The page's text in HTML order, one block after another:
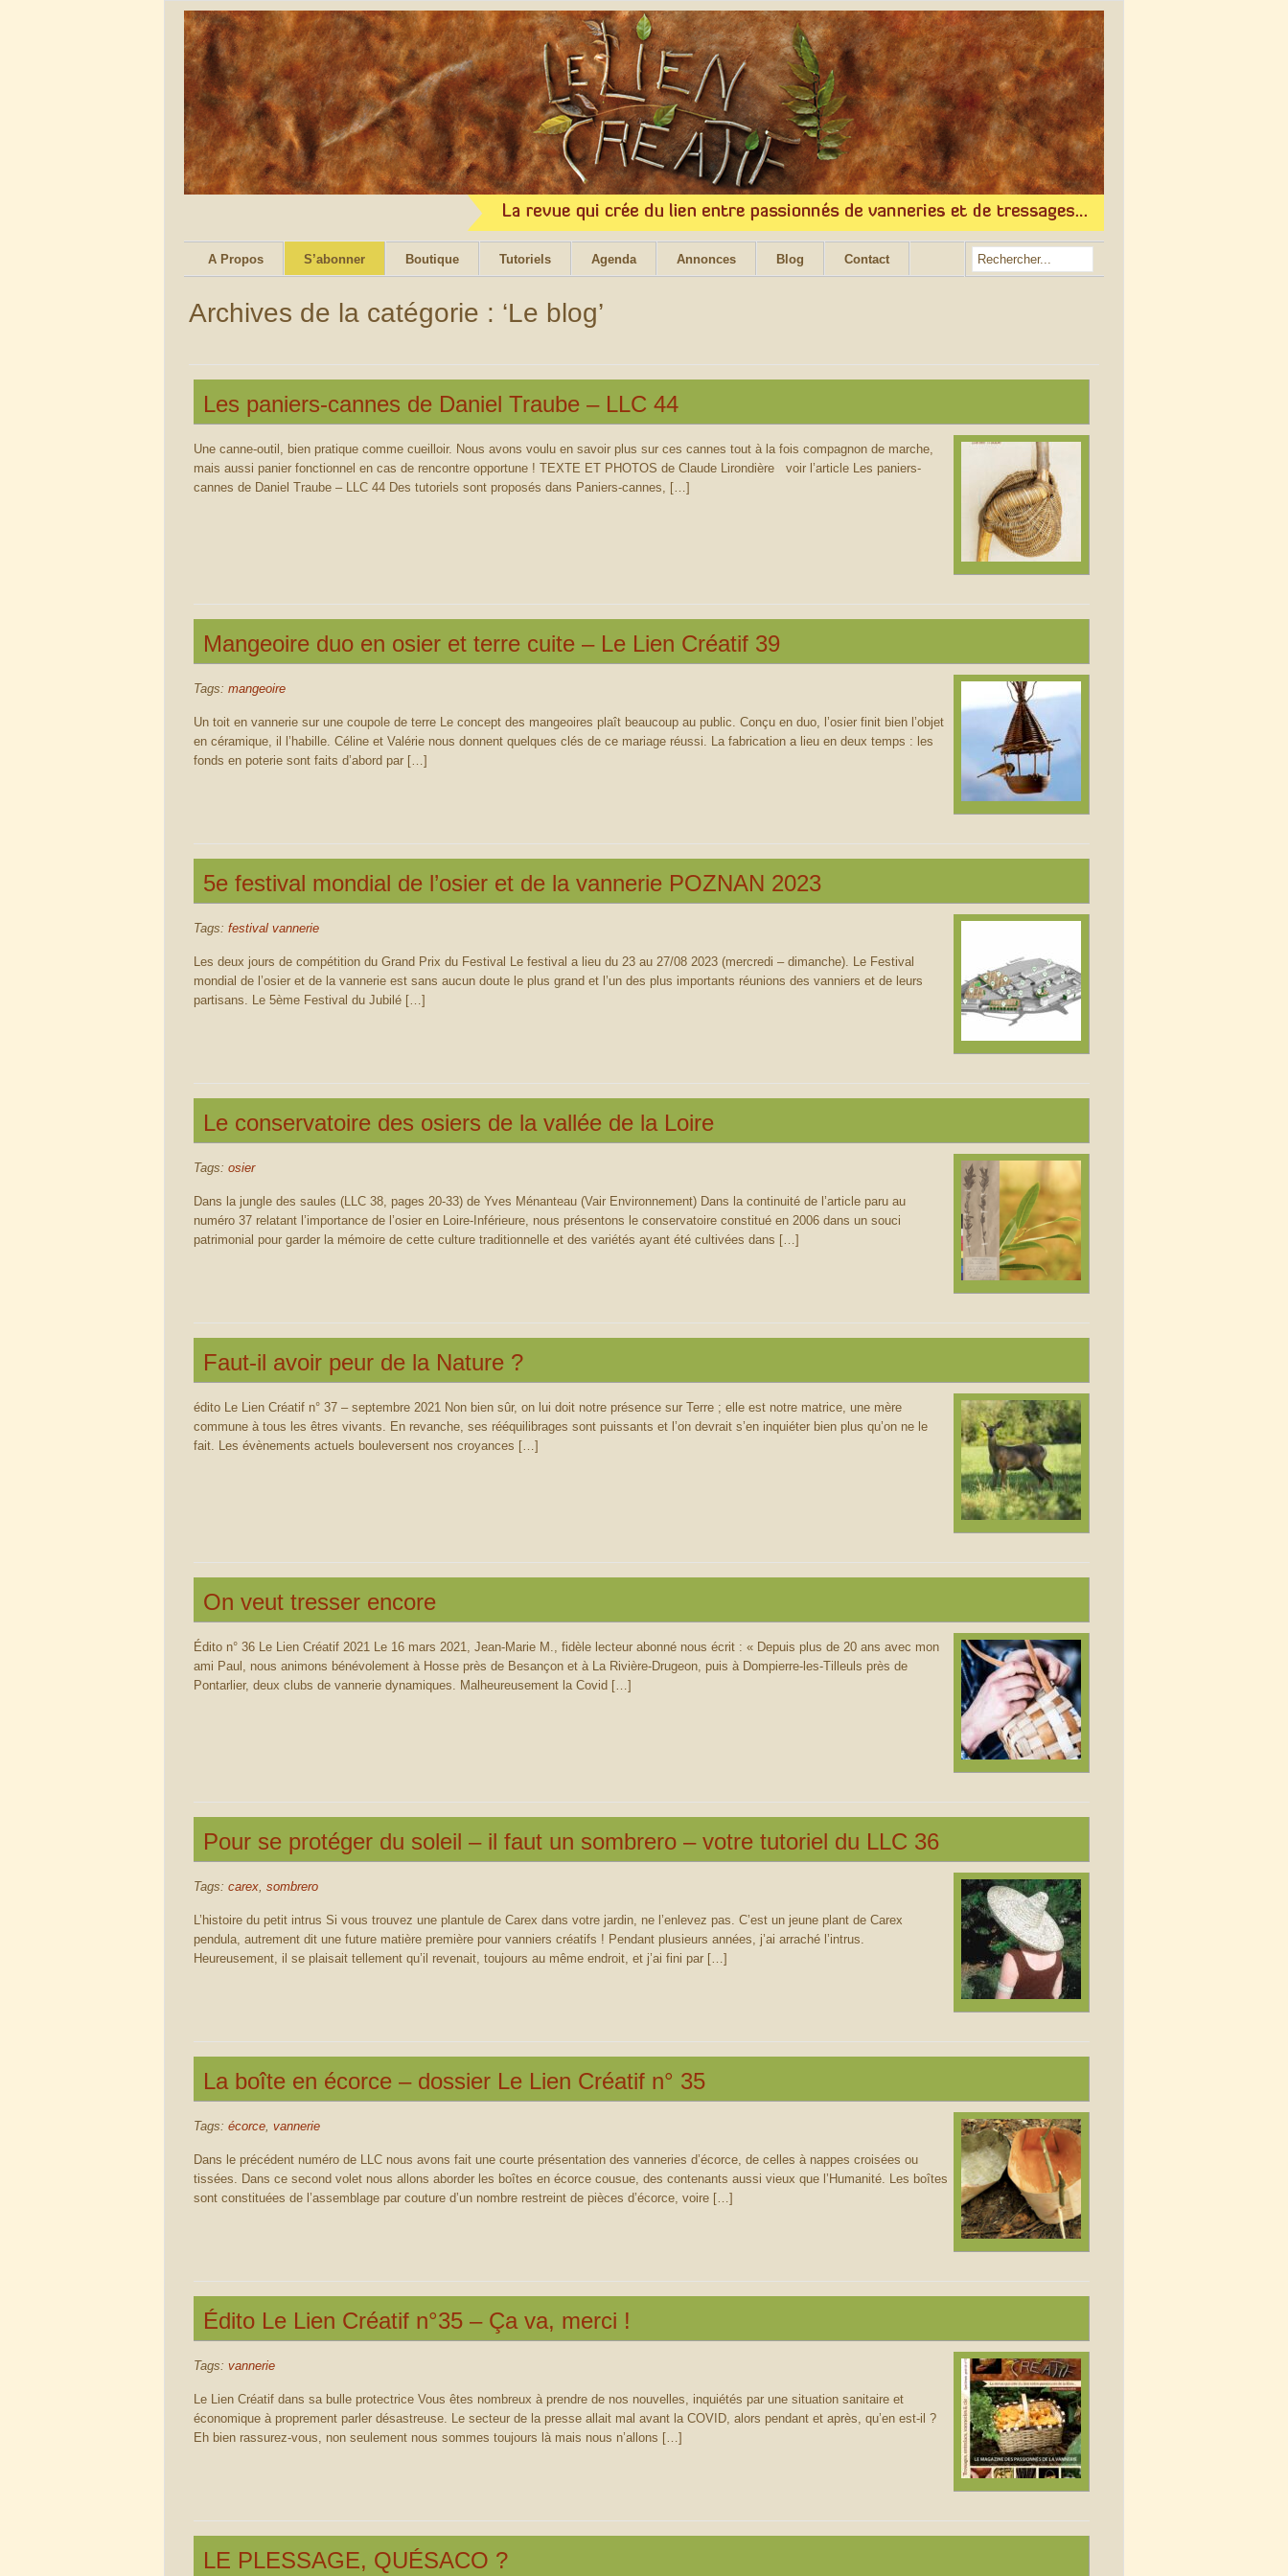
A Propos S’abonner Boutique Tutoriels Agenda Annonces Blog Contact
Archives de la catégorie : ‘Le blog’
Les paniers-cannes de Daniel Traube – LLC 44
Une canne-outil, bien pratique comme cueilloir. Nous avons voulu en savoir plus sur ces cannes tout à la fois compagnon de marche,
mais aussi panier fonctionnel en cas de rencontre opportune ! TEXTE ET PHOTOS de Claude Lirondière voir l’article Les paniers-
cannes de Daniel Traube – LLC 44 Des tutoriels sont proposés dans Paniers-cannes, […]
Mangeoire duo en osier et terre cuite – Le Lien Créatif 39
Tags: mangeoire
Un toit en vannerie sur une coupole de terre Le concept des mangeoires plaît beaucoup au public. Conçu en duo, l’osier finit bien l’objet
en céramique, il l’habille. Céline et Valérie nous donnent quelques clés de ce mariage réussi. La fabrication a lieu en deux temps : les
fonds en poterie sont faits d’abord par […]
5e festival mondial de l’osier et de la vannerie POZNAN 2023
Tags: festival vannerie
Les deux jours de compétition du Grand Prix du Festival Le festival a lieu du 23 au 27/08 2023 (mercredi – dimanche). Le Festival
mondial de l’osier et de la vannerie est sans aucun doute le plus grand et l’un des plus importants réunions des vanniers et de leurs
partisans. Le 5ème Festival du Jubilé […]
Le conservatoire des osiers de la vallée de la Loire
Tags: osier
Dans la jungle des saules (LLC 38, pages 20-33) de Yves Ménanteau (Vair Environnement) Dans la continuité de l’article paru au
numéro 37 relatant l’importance de l’osier en Loire-Inférieure, nous présentons le conservatoire constitué en 2006 dans un souci
patrimonial pour garder la mémoire de cette culture traditionnelle et des variétés ayant été cultivées dans […]
Faut-il avoir peur de la Nature ?
édito Le Lien Créatif n° 37 – septembre 2021 Non bien sûr, on lui doit notre présence sur Terre ; elle est notre matrice, une mère
commune à tous les êtres vivants. En revanche, ses rééquilibrages sont puissants et l’on devrait s’en inquiéter bien plus qu’on ne le
fait. Les évènements actuels bouleversent nos croyances […]
On veut tresser encore
Édito n° 36 Le Lien Créatif 2021 Le 16 mars 2021, Jean-Marie M., fidèle lecteur abonné nous écrit : « Depuis plus de 20 ans avec mon
ami Paul, nous animons bénévolement à Hosse près de Besançon et à La Rivière-Drugeon, puis à Dompierre-les-Tilleuls près de
Pontarlier, deux clubs de vannerie dynamiques. Malheureusement la Covid […]
Pour se protéger du soleil – il faut un sombrero – votre tutoriel du LLC 36
Tags: carex, sombrero
L’histoire du petit intrus Si vous trouvez une plantule de Carex dans votre jardin, ne l’enlevez pas. C’est un jeune plant de Carex
pendula, autrement dit une future matière première pour vanniers créatifs ! Pendant plusieurs années, j’ai arraché l’intrus.
Heureusement, il se plaisait tellement qu’il revenait, toujours au même endroit, et j’ai fini par […]
La boîte en écorce – dossier Le Lien Créatif n° 35
Tags: écorce, vannerie
Dans le précédent numéro de LLC nous avons fait une courte présentation des vanneries d’écorce, de celles à nappes croisées ou
tissées. Dans ce second volet nous allons aborder les boîtes en écorce cousue, des contenants aussi vieux que l’Humanité. Les boîtes
sont constituées de l’assemblage par couture d’un nombre restreint de pièces d’écorce, voire […]
Édito Le Lien Créatif n°35 – Ça va, merci !
Tags: vannerie
Le Lien Créatif dans sa bulle protectrice Vous êtes nombreux à prendre de nos nouvelles, inquiétés par une situation sanitaire et
économique à proprement parler désastreuse. Le secteur de la presse allait mal avant la COVID, alors pendant et après, qu’en est-il ?
Eh bien rassurez-vous, non seulement nous sommes toujours là mais nous n’allons […]
LE PLESSAGE, QUÉSACO ?